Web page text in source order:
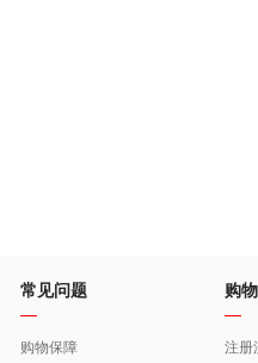
常见问题
购物保障
购
注册